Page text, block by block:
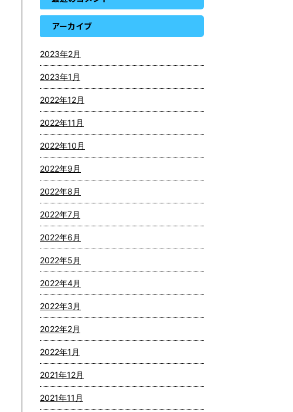
アーカイブ
2023年2月
2023年1月
2022年12月
2022年11月
2022年10月
2022年9月
2022年8月
2022年7月
2022年6月
2022年5月
2022年4月
2022年3月
2022年2月
2022年1月
2021年12月
2021年11月